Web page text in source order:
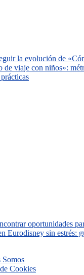
la evolución de
de viaje con niños»:
oportunidades
Eurodisney sin estrés:
Somos
Cookies